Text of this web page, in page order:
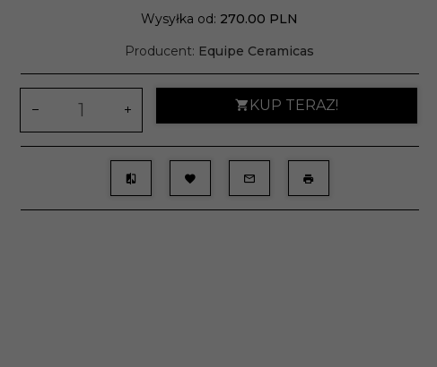
Wysyłka od: 270.00 PLN
Producent: Equipe Ceramicas
KUP TERAZ!